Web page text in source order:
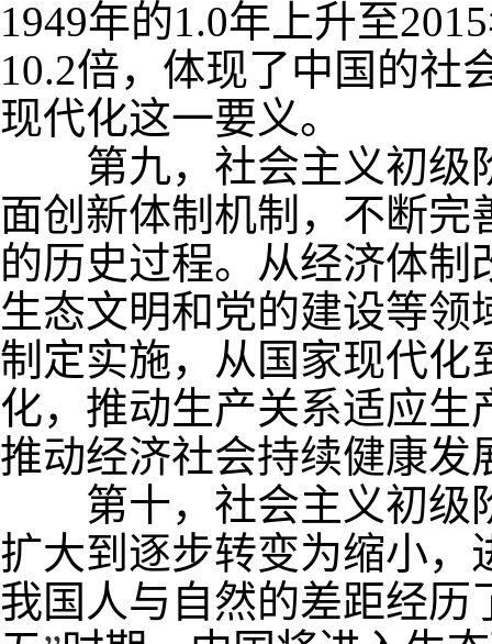
1949年的1.0年上升至2015
10.2倍，体现了中国的社
现代化这一要义。
第九，社会主义初级
面创新体制机制，不断
的历史过程。从经济体
生态文明和党的建设等
制定实施，从国家现代化
化，推动生产关系适应
推动经济社会持续健康发
第十，社会主义初级
扩大到逐步转变为缩小，
我国人与自然的差距经历